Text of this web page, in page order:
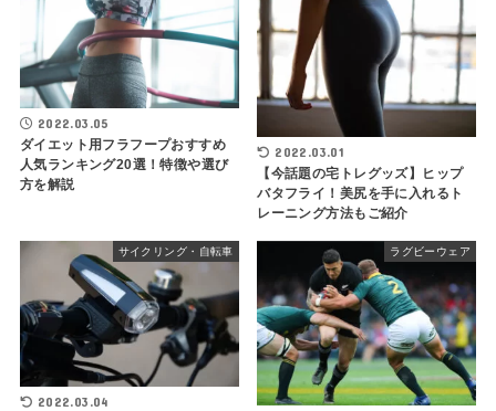
2022.03.05
ダイエット用フラフープおすすめ
人気ランキング20選！特徴や選び
方を解説
2022.03.01
【今話題の宅トレグッズ】ヒップ
バタフライ！美尻を手に入れるト
レーニング方法もご紹介
サイクリング・自転車
2022.03.04
ラグビーウェア